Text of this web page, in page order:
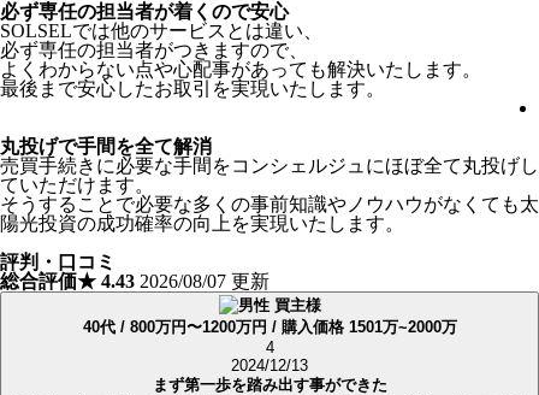
必ず専任の担当者が着くので安心
SOLSELでは他のサービスとは違い、
必ず専任の担当者がつきますので、
よくわからない点や心配事があっても解決いたします。
最後まで安心したお取引を実現いたします。
丸投げで手間を全て解消
売買手続きに必要な手間をコンシェルジュにほぼ全て丸投げし
ていただけます。
そうすることで必要な多くの事前知識やノウハウがなくても太
陽光投資の成功確率の向上を実現いたします。
評判・口コミ
総合評価★ 4.43 2026/08/07 更新
買主様
40代 / 800万円〜1200万円 / 購入価格 1501万~2000万
4
2024/12/13
まず第一歩を踏み出す事ができた